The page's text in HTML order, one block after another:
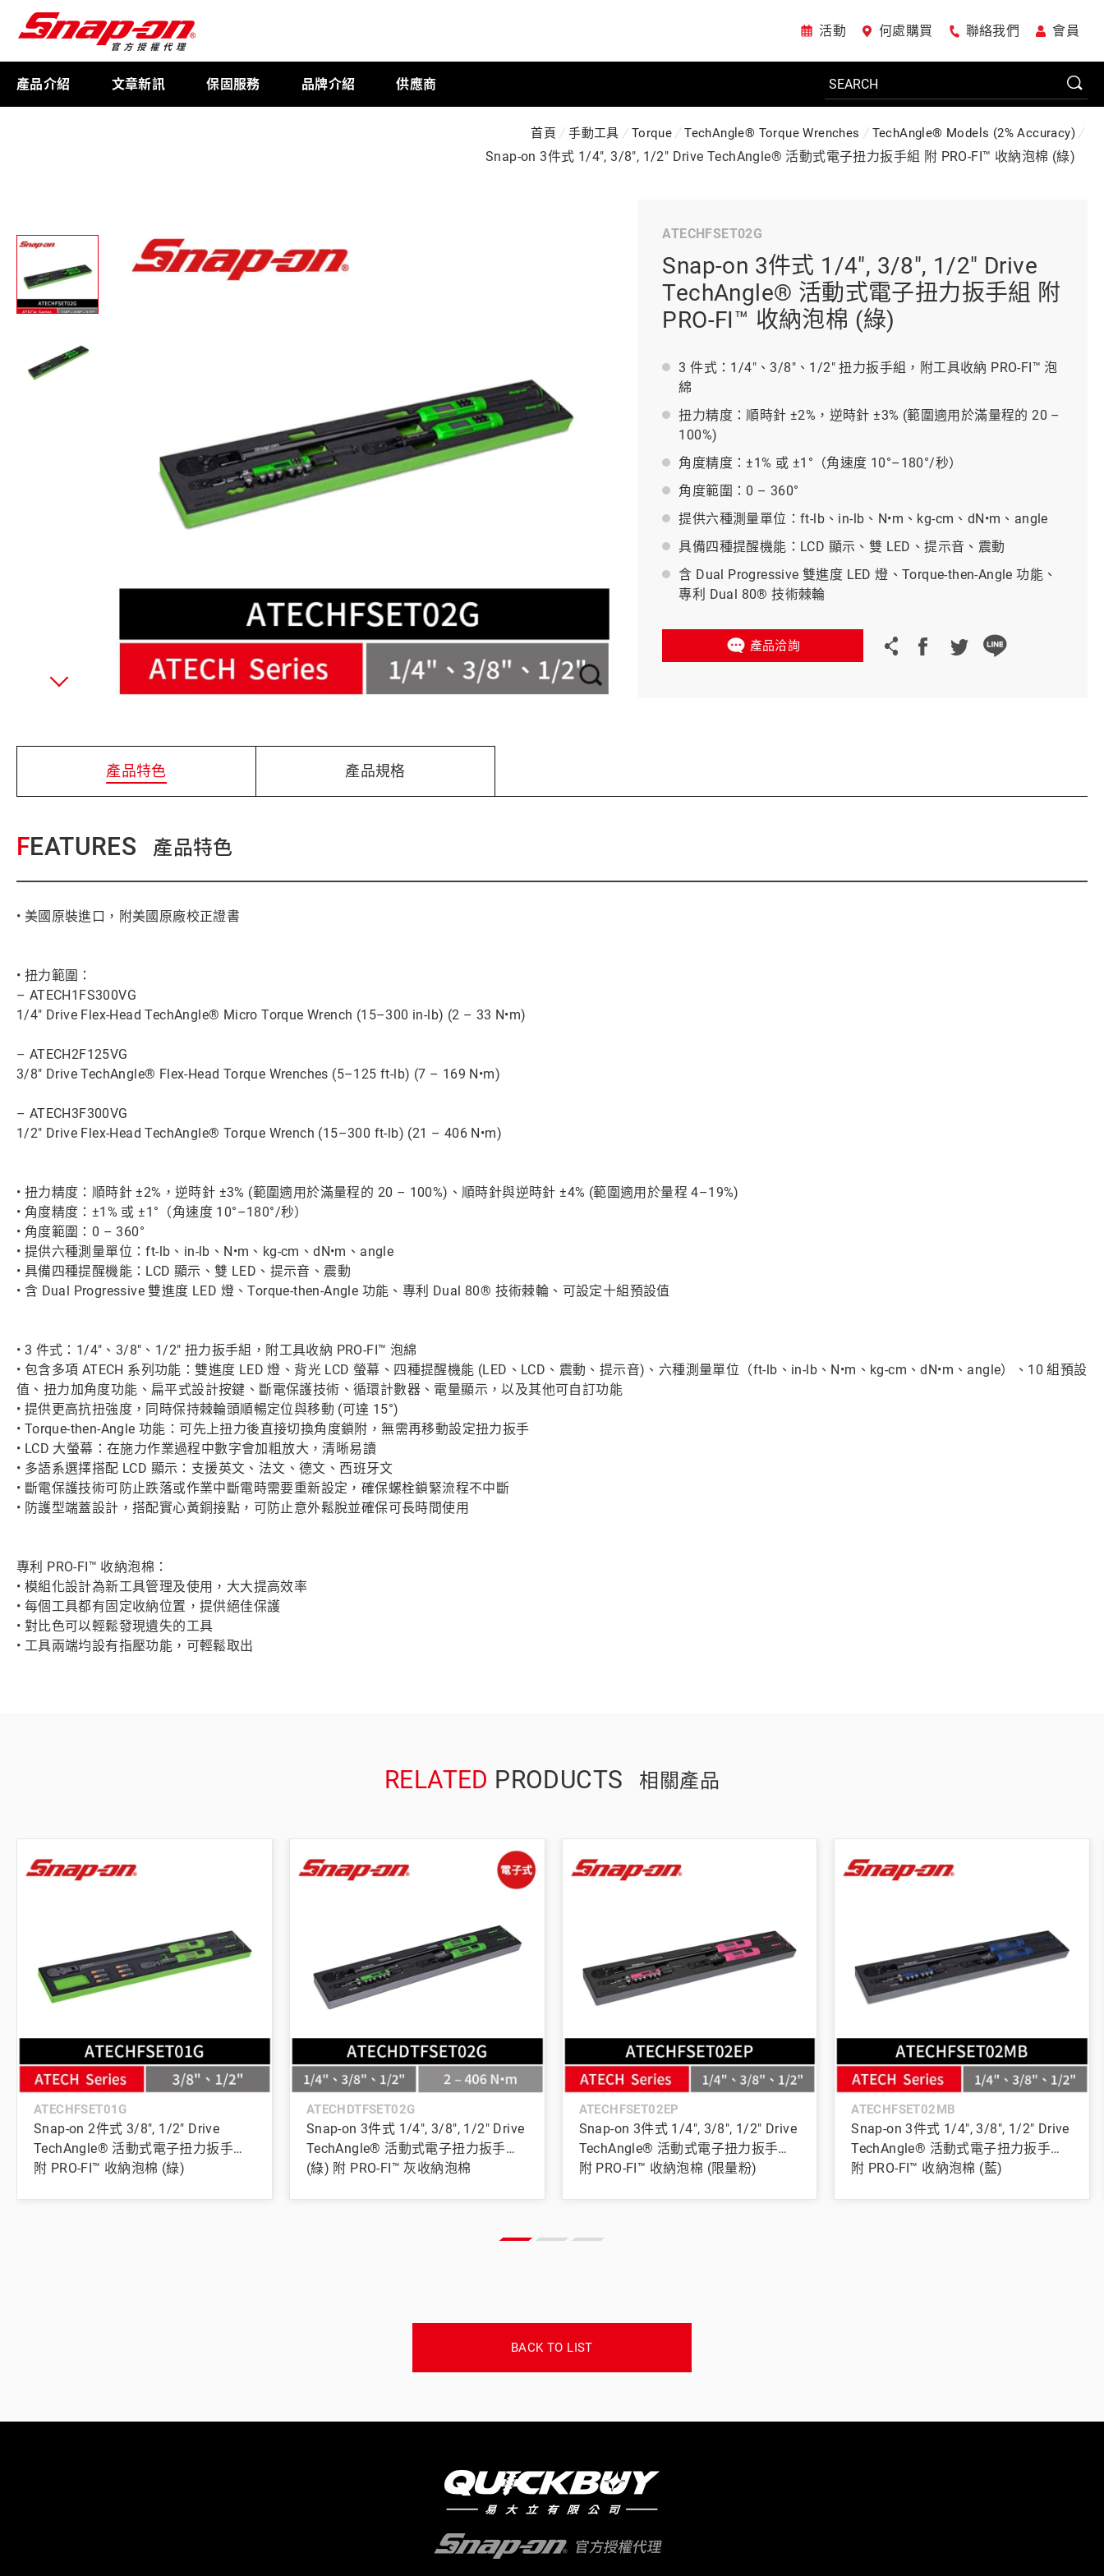
活動 何處購買 聯絡我們 會員
產品介紹
手動工具 電動工具
車廠專用工具
BAHCO 瑞典魚牌 義大利 Bike-Lift
文章新訊 保固服務 品牌介紹 供應商
首頁 手動工具 Torque TechAngle® Torque Wrenches TechAngle® Models (2% Accuracy)
Snap-on 3件式 1/4", 3/8", 1/2" Drive TechAngle® 活動式電子扭力扳手組 附 PRO-FI™ 收納泡棉 (綠)
ATECHFSET02G
Snap-on 3件式 1/4", 3/8", 1/2" Drive
TechAngle® 活動式電子扭力扳手組 附
PRO-FI™ 收納泡棉 (綠)
3 件式：1/4"、3/8"、1/2" 扭力扳手組，附工具收納 PRO-FI™ 泡
綿
扭力精度：順時針 ±2%，逆時針 ±3% (範圍適用於滿量程的 20 –
100%)
角度精度：±1% 或 ±1°（角速度 10°–180°/秒）
角度範圍：0 – 360°
提供六種測量單位：ft-lb、in-lb、N•m、kg-cm、dN•m、angle
具備四種提醒機能：LCD 顯示、雙 LED、提示音、震動
含 Dual Progressive 雙進度 LED 燈、Torque-then-Angle 功能、
專利 Dual 80® 技術棘輪
產品洽詢
產品特色 產品規格
FEATURES 產品特色
• 美國原裝進口，附美國原廠校正證書
• 扭力範圍：
– ATECH1FS300VG
1/4" Drive Flex-Head TechAngle® Micro Torque Wrench (15–300 in-lb) (2 – 33 N•m)
– ATECH2F125VG
3/8" Drive TechAngle® Flex-Head Torque Wrenches (5–125 ft-lb) (7 – 169 N•m)
– ATECH3F300VG
1/2" Drive Flex-Head TechAngle® Torque Wrench (15–300 ft-lb) (21 – 406 N•m)
• 扭力精度：順時針 ±2%，逆時針 ±3% (範圍適用於滿量程的 20 – 100%)、順時針與逆時針 ±4% (範圍適用於量程 4–19%)
• 角度精度：±1% 或 ±1°（角速度 10°–180°/秒）
• 角度範圍：0 – 360°
• 提供六種測量單位：ft-lb、in-lb、N•m、kg-cm、dN•m、angle
• 具備四種提醒機能：LCD 顯示、雙 LED、提示音、震動
• 含 Dual Progressive 雙進度 LED 燈、Torque-then-Angle 功能、專利 Dual 80® 技術棘輪、可設定十組預設值
• 3 件式：1/4"、3/8"、1/2" 扭力扳手組，附工具收納 PRO-FI™ 泡綿
• 包含多項 ATECH 系列功能：雙進度 LED 燈、背光 LCD 螢幕、四種提醒機能 (LED、LCD、震動、提示音)、六種測量單位（ft-lb、in-lb、N•m、kg-cm、dN•m、angle）、10 組預設
值、扭力加角度功能、扁平式設計按鍵、斷電保護技術、循環計數器、電量顯示，以及其他可自訂功能
• 提供更高抗扭強度，同時保持棘輪頭順暢定位與移動 (可達 15°)
• Torque-then-Angle 功能：可先上扭力後直接切換角度鎖附，無需再移動設定扭力扳手
• LCD 大螢幕：在施力作業過程中數字會加粗放大，清晰易讀
• 多語系選擇搭配 LCD 顯示：支援英文、法文、德文、西班牙文
• 斷電保護技術可防止跌落或作業中斷電時需要重新設定，確保螺栓鎖緊流程不中斷
• 防護型端蓋設計，搭配實心黃銅接點，可防止意外鬆脫並確保可長時間使用
專利 PRO-FI™ 收納泡棉：
• 模組化設計為新工具管理及使用，大大提高效率
• 每個工具都有固定收納位置，提供絕佳保護
• 對比色可以輕鬆發現遺失的工具
• 工具兩端均設有指壓功能，可輕鬆取出
RELATED PRODUCTS 相關產品
ATECHFSET01G
Snap-on 2件式 3/8", 1/2" Drive
TechAngle® 活動式電子扭力扳手組
附 PRO-FI™ 收納泡棉 (綠)
ATECHDTFSET02G
Snap-on 3件式 1/4", 3/8", 1/2" Drive
TechAngle® 活動式電子扭力扳手組
(綠) 附 PRO-FI™ 灰收納泡棉
ATECHFSET02EP
Snap-on 3件式 1/4", 3/8", 1/2" Drive
TechAngle® 活動式電子扭力扳手組
附 PRO-FI™ 收納泡棉 (限量粉)
ATECHFSET02MB
Snap-on 3件式 1/4", 3/8", 1/2" Drive
TechAngle® 活動式電子扭力扳手組
附 PRO-FI™ 收納泡棉 (藍)
BACK TO LIST